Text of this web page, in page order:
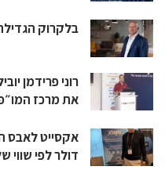
בלקרוק הגדילה
את מרכז
דולר לפי שווי של 2.8 מיליארד